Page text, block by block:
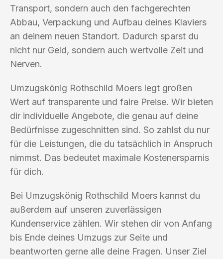
Transport, sondern auch den fachgerechten
Abbau, Verpackung und Aufbau deines Klaviers
an deinem neuen Standort. Dadurch sparst du
nicht nur Geld, sondern auch wertvolle Zeit und
Nerven.
Umzugskönig Rothschild Moers legt großen
Wert auf transparente und faire Preise. Wir bieten
dir individuelle Angebote, die genau auf deine
Bedürfnisse zugeschnitten sind. So zahlst du nur
für die Leistungen, die du tatsächlich in Anspruch
nimmst. Das bedeutet maximale Kostenersparnis
für dich.
Bei Umzugskönig Rothschild Moers kannst du
außerdem auf unseren zuverlässigen
Kundenservice zählen. Wir stehen dir von Anfang
bis Ende deines Umzugs zur Seite und
beantworten gerne alle deine Fragen. Unser Ziel